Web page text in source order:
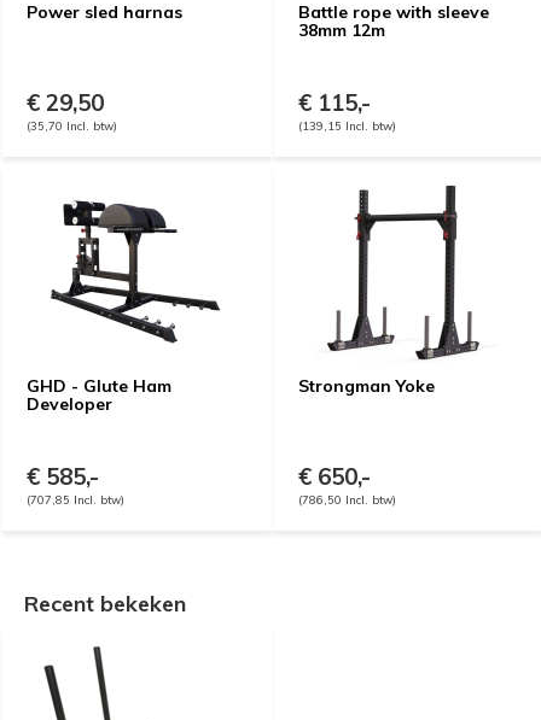
Power sled harnas
€ 29,50
(35,70 Incl. btw)
Battle rope with sleeve
38mm 12m
€ 115,-
(139,15 Incl. btw)
GHD - Glute Ham
Developer
€ 585,-
(707,85 Incl. btw)
Strongman Yoke
€ 650,-
(786,50 Incl. btw)
Recent bekeken